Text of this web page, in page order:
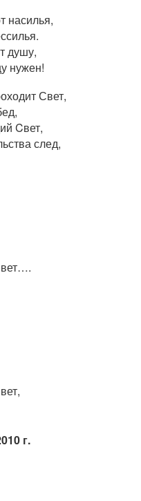
насилья,
душу,
нужен!
Свет,
Cвет,
след,
г.